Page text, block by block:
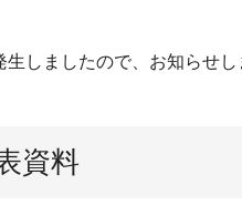
しましたので、お知らせし
資料